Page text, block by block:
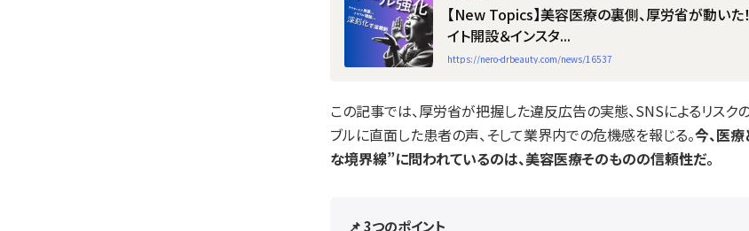
【New Topics】美容医療の裏側、厚労省が動い
イト開設＆インスタ...
https://nero-drbeauty.com/news/16537
この記事では、厚労省が把握した違反広告の実態、SNSによるリスク
ブルに直面した患者の声、そして業界内での危機感を報じる。今、医
な境界線”に問われているのは、美容医療そのものの信頼性だ。
📌3つのポイント